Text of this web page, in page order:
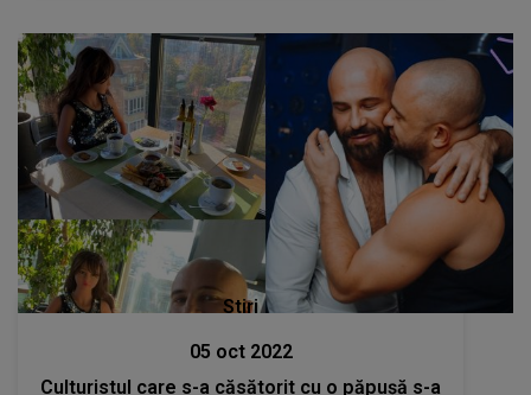
Stiri
05 oct 2022
Culturistul care s-a căsătorit cu o păpușă s-a